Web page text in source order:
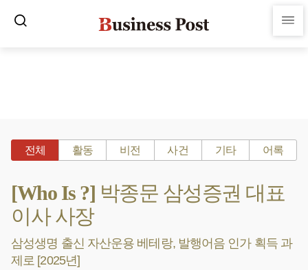
전체 활동 비전 사건 기타 어록
[Who Is ?] 박종문 삼성증권 대표
이사 사장
삼성생명 출신 자산운용 베테랑, 발행어음 인가 획득 과
제로 [2025년]